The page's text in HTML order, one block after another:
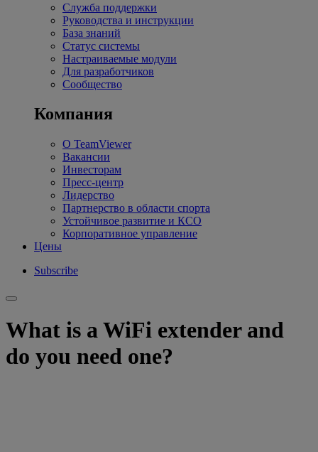
Служба поддержки
Руководства и инструкции
База знаний
Статус системы
Настраиваемые модули
Для разработчиков
Сообщество
Компания
О TeamViewer
Вакансии
Инвесторам
Пресс-центр
Лидерство
Партнерство в области спорта
Устойчивое развитие и КСО
Корпоративное управление
Цены
Subscribe
What is a WiFi extender and
do you need one?